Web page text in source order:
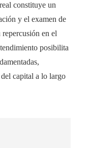
constituye un
y el examen de
en el
posibilita
capital a lo largo